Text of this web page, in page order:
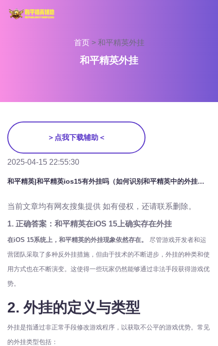
首页 > 和平精英外挂
和平精英外挂
＞点我下载辅助＜
2025-04-15 22:55:30
和平精英|和平精英ios15有外挂吗（如何识别和平精英中的外挂行为？）
当前文章均有网友搜集提供 如有侵权，还请联系删除。
1. 正确答案：和平精英在iOS 15上确实存在外挂
在iOS 15系统上，和平精英的外挂现象依然存在。
尽管游戏开发者和运
营团队采取了多种反外挂措施，但由于技术的不断进步，外挂的种类和使
用方式也在不断演变。这使得一些玩家仍然能够通过非法手段获得游戏优
势。
2. 外挂的定义与类型
外挂是指通过非正常手段修改游戏程序，以获取不公平的游戏优势。常见
的外挂类型包括：